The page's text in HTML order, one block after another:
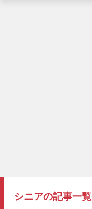
シニアの記事一覧